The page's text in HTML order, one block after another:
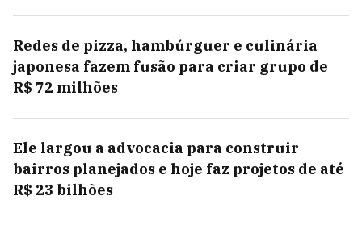
Redes de pizza, hambúrguer e culinária
japonesa fazem fusão para criar grupo de
R$ 72 milhões
Ele largou a advocacia para construir
bairros planejados e hoje faz projetos de até
R$ 23 bilhões